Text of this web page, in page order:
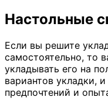
Настольные
Если вы решите
самостоятельно, то
укладывать его на
вариантов укладки,
предпочтений и